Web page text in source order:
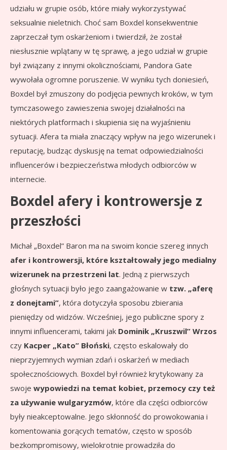
udziału w grupie osób, które miały wykorzystywać
seksualnie nieletnich. Choć sam Boxdel konsekwentnie
zaprzeczał tym oskarżeniom i twierdził, że został
niesłusznie wplątany w tę sprawę, a jego udział w grupie
był związany z innymi okolicznościami, Pandora Gate
wywołała ogromne poruszenie. W wyniku tych doniesień,
Boxdel był zmuszony do podjęcia pewnych kroków, w tym
tymczasowego zawieszenia swojej działalności na
niektórych platformach i skupienia się na wyjaśnieniu
sytuacji. Afera ta miała znaczący wpływ na jego wizerunek i
reputację, budząc dyskusję na temat odpowiedzialności
influencerów i bezpieczeństwa młodych odbiorców w
internecie.
Boxdel afery i kontrowersje z
przeszłości
Michał „Boxdel” Baron ma na swoim koncie szereg innych
afer i kontrowersji, które kształtowały jego medialny
wizerunek na przestrzeni lat. Jedną z pierwszych
głośnych sytuacji było jego zaangażowanie w tzw. „aferę
z donejtami”, która dotyczyła sposobu zbierania
pieniędzy od widzów. Wcześniej, jego publiczne spory z
innymi influencerami, takimi jak Dominik „Kruszwil” Wrzos
czy Kacper „Kato” Błoński, często eskalowały do
nieprzyjemnych wymian zdań i oskarżeń w mediach
społecznościowych. Boxdel był również krytykowany za
swoje wypowiedzi na temat kobiet, przemocy czy też
za używanie wulgaryzmów, które dla części odbiorców
były nieakceptowalne. Jego skłonność do prowokowania i
komentowania gorących tematów, często w sposób
bezkompromisowy, wielokrotnie prowadziła do